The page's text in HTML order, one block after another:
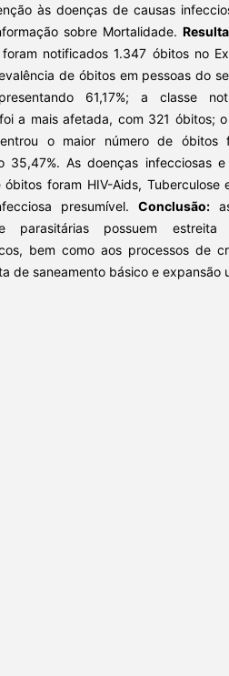
às doenças de causas
sobre Mortalidade.
notificados 1.347 óbitos no
de óbitos em pessoas do
61,17%; a classe
a mais afetada, com 321 óbitos;
o maior número de
35,47%. As doenças infecciosas
foram HIV-Aids, Tuberculose
presumível. Conclusão:
parasitárias possuem
bem como aos processos de
de saneamento básico e expansão